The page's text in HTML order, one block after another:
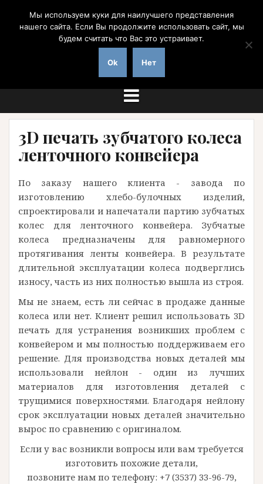
содержимому
на заказ с доставкой по России
3D печать зубчатого колеса
ленточного конвейера
По заказу нашего клиента - завода по
изготовлению хлебо-булочных изделий,
спроектировали и напечатали партию зубчатых
колес для ленточного конвейера. Зубчатые
колеса предназначены для равномерного
протягивания ленты конвейера. В результате
длительной эксплуатации колеса подверглись
износу, часть из них полностью вышла из строя.
Мы не знаем, есть ли сейчас в продаже данные
колеса или нет. Клиент решил использовать 3D
печать для устранения возникших проблем с
конвейером и мы полностью поддерживаем его
решение. Для производства новых деталей мы
использовали нейлон - один из лучших
материалов для изготовления деталей с
трущимися поверхностями. Благодаря нейлону
срок эксплуатации новых деталей значительно
вырос по сравнению с оригиналом.
Если у вас возникли вопросы или вам требуется
изготовить похожие детали,
позвоните нам по телефону: +7 (3537) 33-96-79,
Мы используем куки для наилучшего представления
нашего сайта. Если Вы продолжите использовать сайт, мы
будем считать что Вас это устраивает.
Ok Нет